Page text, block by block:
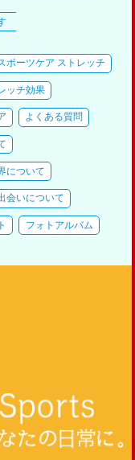
ポーツケア ストレッチ
ッチ効果
よくある質問
について
会いについて
フォトアルバム